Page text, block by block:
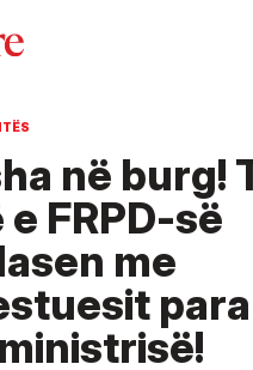
në burg!
FRPD-së
me
para